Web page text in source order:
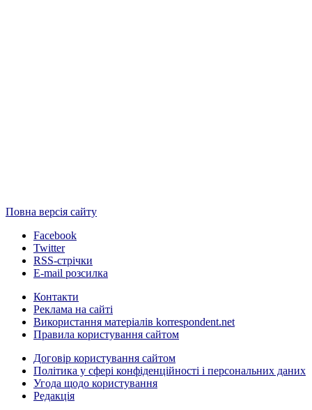
Повна версія сайту
Facebook
Twitter
RSS-стрічки
E-mail розсилка
Контакти
Реклама на сайті
Використання матеріалів korrespondent.net
Правила користування сайтом
Договір користування сайтом
Політика у сфері конфіденційності і персональних даних
Угода щодо користування
Редакція